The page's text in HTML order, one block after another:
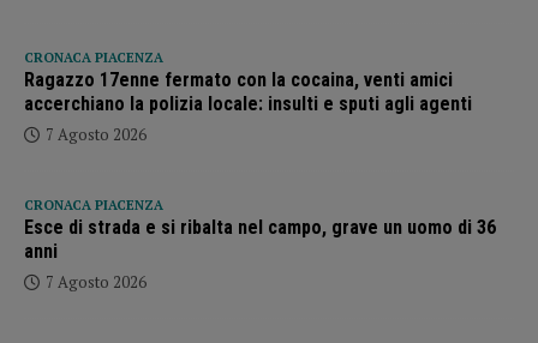
CRONACA PIACENZA
Ragazzo 17enne fermato con la cocaina, venti amici
accerchiano la polizia locale: insulti e sputi agli agenti
7 Agosto 2026
CRONACA PIACENZA
Esce di strada e si ribalta nel campo, grave un uomo di 36
anni
7 Agosto 2026